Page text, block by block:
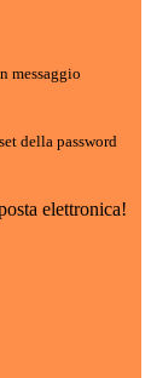
messaggio
della password
elettronica!